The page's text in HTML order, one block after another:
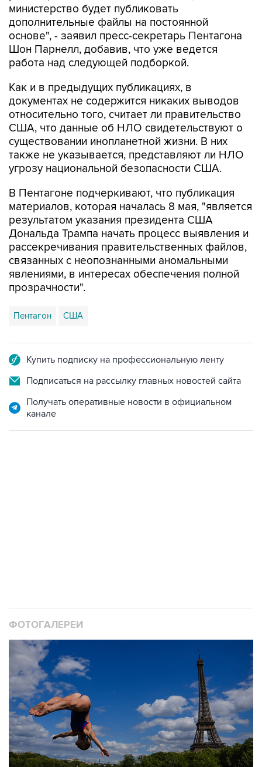
министерство будет публиковать
дополнительные файлы на постоянной
основе", - заявил пресс-секретарь Пентагона
Шон Парнелл, добавив, что уже ведется
работа над следующей подборкой.
Как и в предыдущих публикациях, в
документах не содержится никаких выводов
относительно того, считает ли правительство
США, что данные об НЛО свидетельствуют о
существовании инопланетной жизни. В них
также не указывается, представляют ли НЛО
угрозу национальной безопасности США.
В Пентагоне подчеркивают, что публикация
материалов, которая началась 8 мая, "является
результатом указания президента США
Дональда Трампа начать процесс выявления и
рассекречивания правительственных файлов,
связанных с неопознанными аномальными
явлениями, в интересах обеспечения полной
прозрачности".
Пентагон США
Купить подписку на профессиональную ленту
Подписаться на рассылку главных новостей сайта
Получать оперативные новости в официальном
канале
ФОТОГАЛЕРЕИ